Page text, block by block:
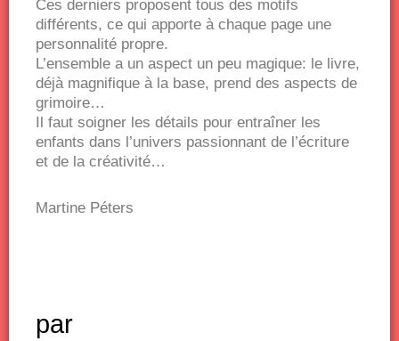
Ces derniers proposent tous des motifs
différents, ce qui apporte à chaque page une
personnalité propre.
L’ensemble a un aspect un peu magique: le livre,
déjà magnifique à la base, prend des aspects de
grimoire…
Il faut soigner les détails pour entraîner les
enfants dans l’univers passionnant de l’écriture
et de la créativité…
Martine Péters
par